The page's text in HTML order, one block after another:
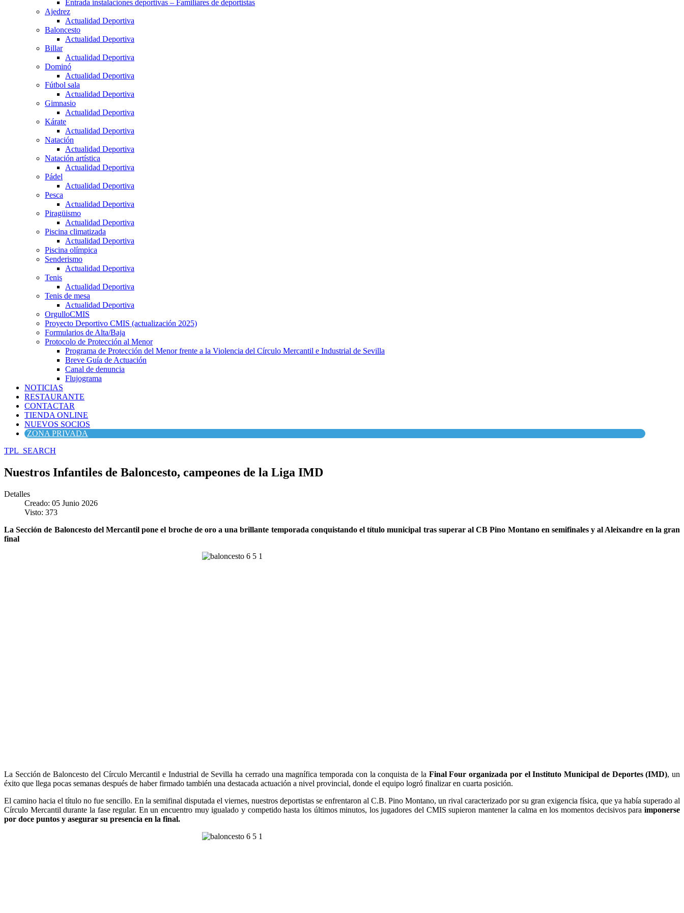
Entrada instalaciones deportivas – Familiares de deportistas
Ajedrez
Actualidad Deportiva
Baloncesto
Actualidad Deportiva
Billar
Actualidad Deportiva
Dominó
Actualidad Deportiva
Fútbol sala
Actualidad Deportiva
Gimnasio
Actualidad Deportiva
Kárate
Actualidad Deportiva
Natación
Actualidad Deportiva
Natación artística
Actualidad Deportiva
Pádel
Actualidad Deportiva
Pesca
Actualidad Deportiva
Piragüismo
Actualidad Deportiva
Piscina climatizada
Actualidad Deportiva
Piscina olímpica
Senderismo
Actualidad Deportiva
Tenis
Actualidad Deportiva
Tenis de mesa
Actualidad Deportiva
OrgulloCMIS
Proyecto Deportivo CMIS (actualización 2025)
Formularios de Alta/Baja
Protocolo de Protección al Menor
Programa de Protección del Menor frente a la Violencia del Círculo Mercantil e Industrial de Sevilla
Breve Guía de Actuación
Canal de denuncia
Flujograma
NOTICIAS
RESTAURANTE
CONTACTAR
TIENDA ONLINE
NUEVOS SOCIOS
ZONA PRIVADA
TPL_SEARCH
Nuestros Infantiles de Baloncesto, campeones de la Liga IMD
Detalles
Creado: 05 Junio 2026
Visto: 373
La Sección de Baloncesto del Mercantil pone el broche de oro a una brillante temporada conquistando el título municipal tras superar al CB Pino Montano en semifinales y al Aleixandre en la gran
final
La Sección de Baloncesto del Círculo Mercantil e Industrial de Sevilla ha cerrado una magnífica temporada con la conquista de la Final Four organizada por el Instituto Municipal de Deportes (IMD), un
éxito que llega pocas semanas después de haber firmado también una destacada actuación a nivel provincial, donde el equipo logró finalizar en cuarta posición.
El camino hacia el título no fue sencillo. En la semifinal disputada el viernes, nuestros deportistas se enfrentaron al C.B. Pino Montano, un rival caracterizado por su gran exigencia física, que ya había superado al
Círculo Mercantil durante la fase regular. En un encuentro muy igualado y competido hasta los últimos minutos, los jugadores del CMIS supieron mantener la calma en los momentos decisivos para imponerse
por doce puntos y asegurar su presencia en la final.